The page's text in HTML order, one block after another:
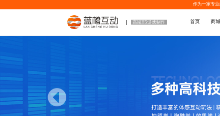
作为一家专业
高端H5游戏制作 首页 商